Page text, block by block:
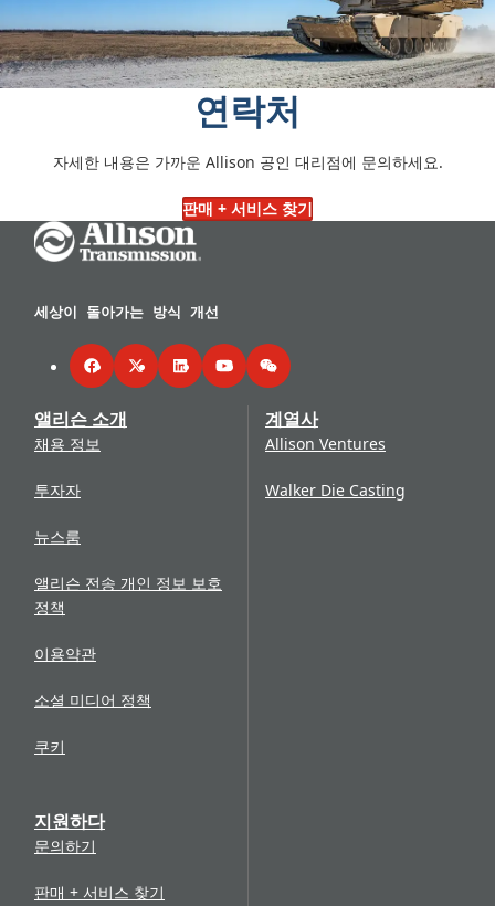
연락처
자세한 내용은 가까운 Allison 공인 대리점에 문의하세요.
판매 + 서비스 찾기
Go Home
세상이 돌아가는 방식 개선
FacebookTwitterLinkedInYouTubeWeChat
앨리슨 소개
채용 정보
투자자
뉴스룸
앨리슨 전송 개인 정보 보호
정책
이용약관
소셜 미디어 정책
쿠키
지원하다
문의하기
판매 + 서비스 찾기
계열사
Allison Ventures
Walker Die Casting